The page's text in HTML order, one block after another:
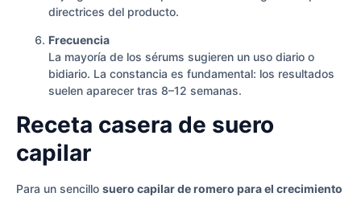
directrices del producto.
Frecuencia
La mayoría de los sérums sugieren un uso diario o
bidiario. La constancia es fundamental: los resultados
suelen aparecer tras 8–12 semanas.
Receta casera de suero
capilar
Para un sencillo suero capilar de romero para el crecimiento